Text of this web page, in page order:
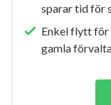
sparar tid för
Enkel flytt för
gamla